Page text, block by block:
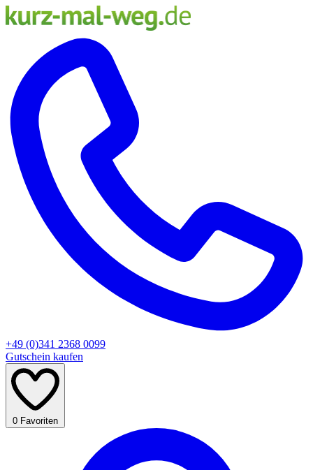
+49 (0)341 2368 0099
Gutschein kaufen
0 Favoriten